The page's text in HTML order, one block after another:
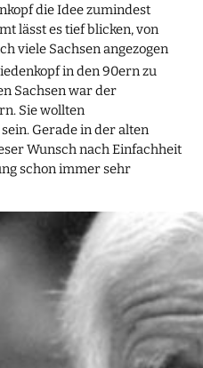
die Idee zumindest
lässt es tief blicken, von
viele Sachsen angezogen
in den 90ern zu
Sachsen war der
Sie wollten
Gerade in der alten
Wunsch nach Einfachheit
schon immer sehr